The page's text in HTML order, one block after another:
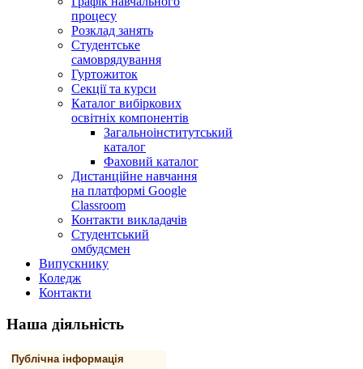
процесу
Розклад занять
Студентське
самоврядування
Гуртожиток
Секції та курси
Каталог вибіркових
освітніх компонентів
Загальноінститутський
каталог
Фаховий каталог
Дистанційне навчання
на платформі Google
Classroom
Контакти викладачів
Студентський
омбудсмен
Випускнику
Коледж
Контакти
Наша діяльність
Публічна інформація